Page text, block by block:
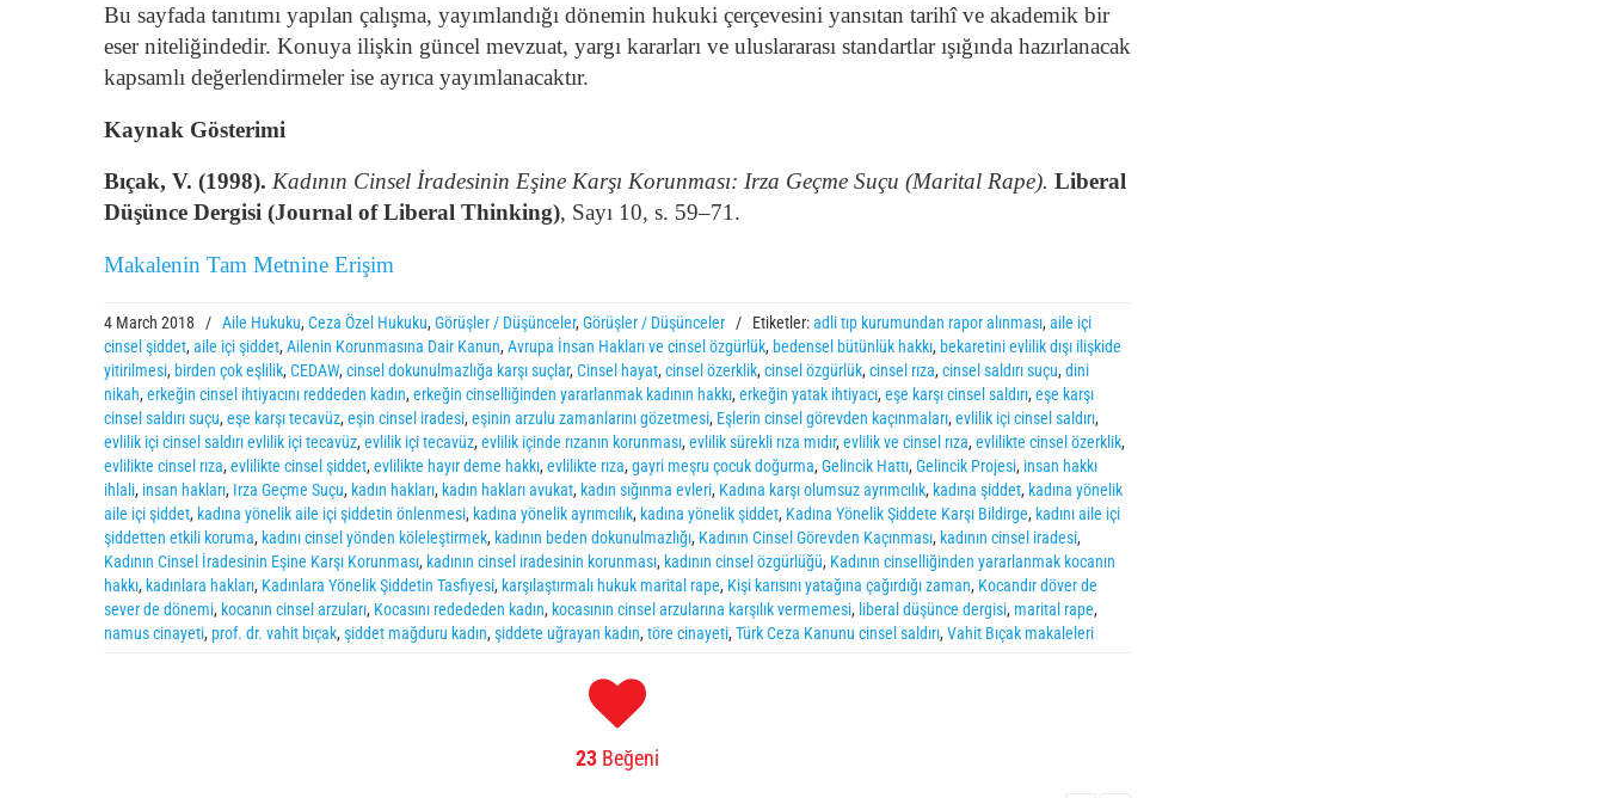
Bu sayfada tanıtımı yapılan çalışma, yayımlandığı dönemin hukuki çerçevesini yansıtan tarihî ve akademik bir
eser niteliğindedir. Konuya ilişkin güncel mevzuat, yargı kararları ve uluslararası standartlar ışığında hazırlanacak
kapsamlı değerlendirmeler ise ayrıca yayımlanacaktır.
Kaynak Gösterimi
Bıçak, V. (1998). Kadının Cinsel İradesinin Eşine Karşı Korunması: Irza Geçme Suçu (Marital Rape). Liberal
Düşünce Dergisi (Journal of Liberal Thinking), Sayı 10, s. 59–71.
Makalenin Tam Metnine Erişim
4 March 2018 / Aile Hukuku, Ceza Özel Hukuku, Görüşler / Düşünceler, Görüşler / Düşünceler / Etiketler:adli tıp kurumundan rapor alınması, aile içi
cinsel şiddet, aile içi şiddet, Ailenin Korunmasına Dair Kanun, Avrupa İnsan Hakları ve cinsel özgürlük, bedensel bütünlük hakkı, bekaretini evlilik dışı ilişkide
yitirilmesi, birden çok eşlilik, CEDAW, cinsel dokunulmazlığa karşı suçlar, Cinsel hayat, cinsel özerklik, cinsel özgürlük, cinsel rıza, cinsel saldırı suçu, dini
nikah, erkeğin cinsel ihtiyacını reddeden kadın, erkeğin cinselliğinden yararlanmak kadının hakkı, erkeğin yatak ihtiyacı, eşe karşı cinsel saldırı, eşe karşı
cinsel saldırı suçu, eşe karşı tecavüz, eşin cinsel iradesi, eşinin arzulu zamanlarını gözetmesi, Eşlerin cinsel görevden kaçınmaları, evlilik içi cinsel saldırı,
evlilik içi cinsel saldırı evlilik içi tecavüz, evlilik içi tecavüz, evlilik içinde rızanın korunması, evlilik sürekli rıza mıdır, evlilik ve cinsel rıza, evlilikte cinsel özerklik,
evlilikte cinsel rıza, evlilikte cinsel şiddet, evlilikte hayır deme hakkı, evlilikte rıza, gayri meşru çocuk doğurma, Gelincik Hattı, Gelincik Projesi, insan hakkı
ihlali, insan hakları, Irza Geçme Suçu, kadın hakları, kadın hakları avukat, kadın sığınma evleri, Kadına karşı olumsuz ayrımcılık, kadına şiddet, kadına yönelik
aile içi şiddet, kadına yönelik aile içi şiddetin önlenmesi, kadına yönelik ayrımcılık, kadına yönelik şiddet, Kadına Yönelik Şiddete Karşı Bildirge, kadını aile içi
şiddetten etkili koruma, kadını cinsel yönden köleleştirmek, kadının beden dokunulmazlığı, Kadının Cinsel Görevden Kaçınması, kadının cinsel iradesi,
Kadının Cinsel İradesinin Eşine Karşı Korunması, kadının cinsel iradesinin korunması, kadının cinsel özgürlüğü, Kadının cinselliğinden yararlanmak kocanın
hakkı, kadınlara hakları, Kadınlara Yönelik Şiddetin Tasfiyesi, karşılaştırmalı hukuk marital rape, Kişi karısını yatağına çağırdığı zaman, Kocandır döver de
sever de dönemi, kocanın cinsel arzuları, Kocasını redededen kadın, kocasının cinsel arzularına karşılık vermemesi, liberal düşünce dergisi, marital rape,
namus cinayeti, prof. dr. vahit bıçak, şiddet mağduru kadın, şiddete uğrayan kadın, töre cinayeti, Türk Ceza Kanunu cinsel saldırı, Vahit Bıçak makaleleri
23 Beğeni